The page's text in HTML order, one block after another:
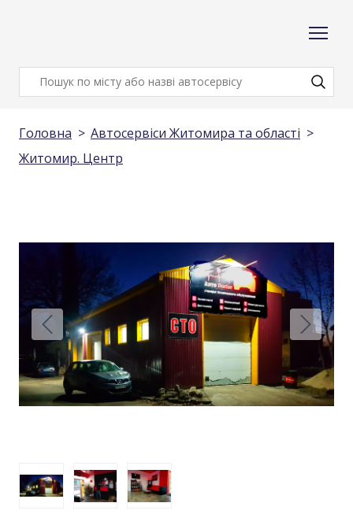
Головна
Автосервіси Житомира та області
Житомир. Центр